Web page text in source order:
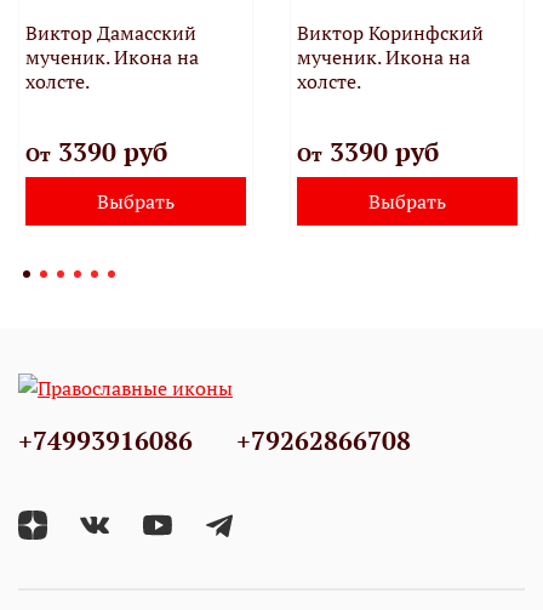
Виктор Дамасский
мученик. Икона на
холсте.
От3390 руб
Выбрать
Виктор Коринфский
мученик. Икона на
холсте.
От3390 руб
Выбрать
+74993916086 +79262866708